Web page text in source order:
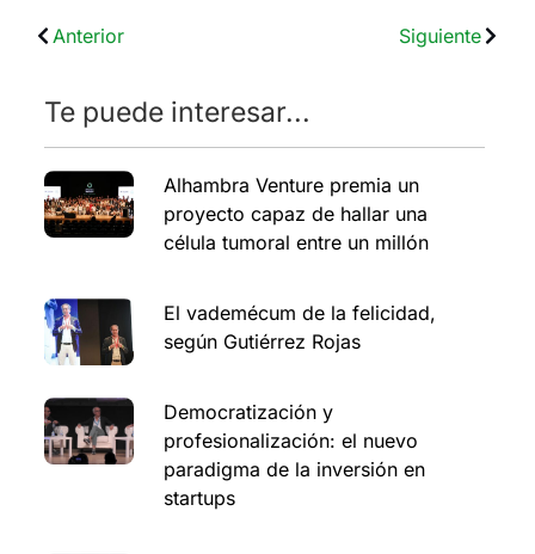
Anterior Siguiente
Te puede interesar...
Alhambra Venture premia un
proyecto capaz de hallar una
célula tumoral entre un millón
El vademécum de la felicidad,
según Gutiérrez Rojas
Democratización y
profesionalización: el nuevo
paradigma de la inversión en
startups